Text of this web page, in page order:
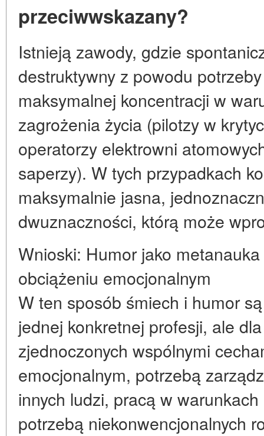
przeciwwskazany?
Istnieją zawody, gdzie
destruktywny z powodu
maksymalnej koncentracji w
zagrożenia życia (pilotzy w
operatorzy elektrowni
saperzy). W tych przypadkach
maksymalnie jasna,
dwuznaczności, którą może
Wnioski: Humor jako
obciążeniu emocjonalnym
W ten sposób śmiech i humor
jednej konkretnej profesji, ale
zjednoczonych wspólnymi
emocjonalnym, potrzebą
innych ludzi, pracą w
potrzebą niekonwencjonalnych